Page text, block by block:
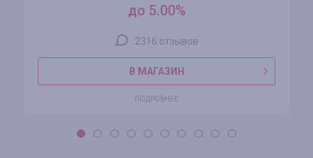
до 5.00%
2316 отзывов
В МАГАЗИН
ПОДРОБНЕЕ